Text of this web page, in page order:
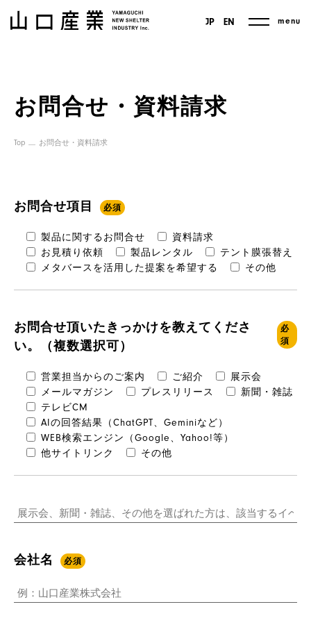
JP EN menu
お問合せ・資料請求
Top お問合せ・資料請求
お問合せ項目 必須
製品に関するお問合せ
資料請求
お見積り依頼
製品レンタル
テント膜張替え
メタバースを活用した提案を希望する
その他
お問合せ頂いたきっかけを教えてくださ
い。（複数選択可）
必
須
営業担当からのご案内 ご紹介
展示会
メールマガジン
プレスリリース
新聞・雑誌
テレビCM
AIの回答結果（ChatGPT、Geminiなど）
WEB検索エンジン（Google、Yahoo!等）
他サイトリンク
その他
会社名 必須